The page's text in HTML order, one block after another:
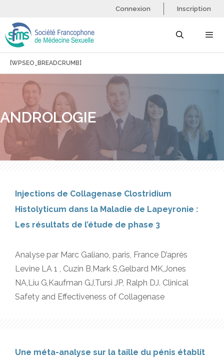
contenu
Connexion Inscription
[WPSEO_BREADCRUMB]
ANDROLOGIE
Injections de Collagenase Clostridium
Histolyticum dans la Maladie de Lapeyronie :
Les résultats de l’étude de phase 3
Analyse par Marc Galiano, paris, France D’après
Levine LA 1 , Cuzin B,Mark S,Gelbard MK,Jones
NA,Liu G,Kaufman GJ,Tursi JP, Ralph DJ. Clinical
Safety and Effectiveness of Collagenase
Une méta-analyse sur la taille du pénis établit